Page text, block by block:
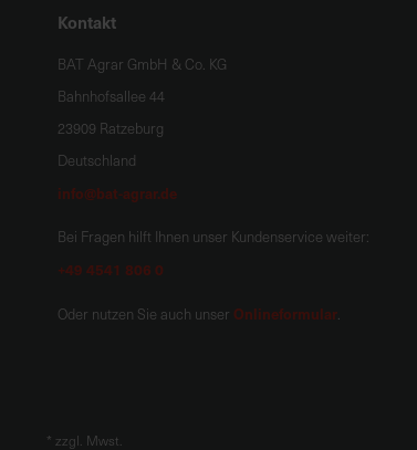
Kontakt
BAT Agrar GmbH & Co. KG
Bahnhofsallee 44
23909 Ratzeburg
Deutschland
info@bat-agrar.de
Bei Fragen hilft Ihnen unser Kundenservice weiter:
+49 4541 806 0
Oder nutzen Sie auch unser Onlineformular.
* zzgl. Mwst.